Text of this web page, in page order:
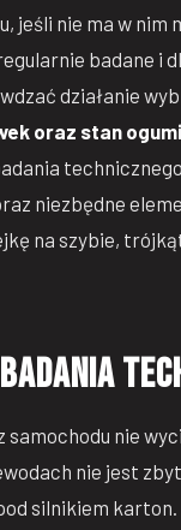
jeśli nie ma w
badane i
działanie
oraz stan
niezbędne
na szybie,
nie
nie jest
silnikiem karton.